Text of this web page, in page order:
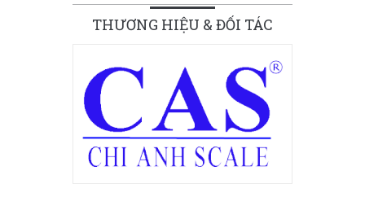
THƯƠNG HIỆU & ĐỐI TÁC